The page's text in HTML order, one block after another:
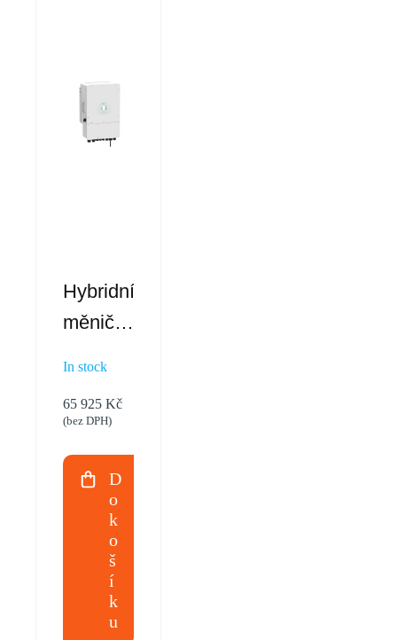
Hybridní
měnič
SUN-
In stock
65 925 Kč
(bez DPH)
D
o
k
o
š
í
k
u